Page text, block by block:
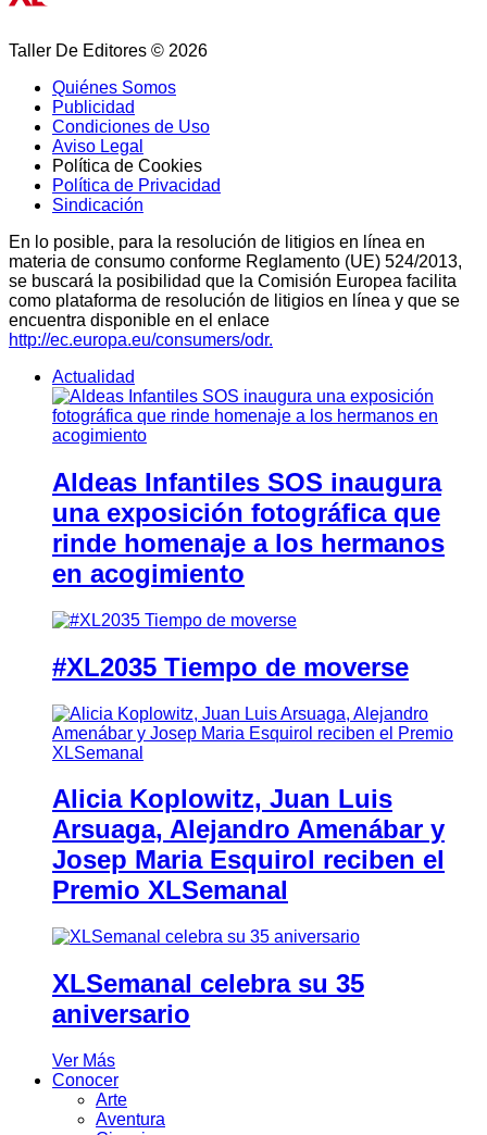
Taller De Editores © 2026
Quiénes Somos
Publicidad
Condiciones de Uso
Aviso Legal
Política de Cookies
Política de Privacidad
Sindicación
En lo posible, para la resolución de litigios en línea en
materia de consumo conforme Reglamento (UE) 524/2013,
se buscará la posibilidad que la Comisión Europea facilita
como plataforma de resolución de litigios en línea y que se
encuentra disponible en el enlace
http://ec.europa.eu/consumers/odr.
Actualidad
Aldeas Infantiles SOS inaugura
una exposición fotográfica que
rinde homenaje a los hermanos
en acogimiento
#XL2035 Tiempo de moverse
Alicia Koplowitz, Juan Luis
Arsuaga, Alejandro Amenábar y
Josep Maria Esquirol reciben el
Premio XLSemanal
XLSemanal celebra su 35
aniversario
Ver Más
Conocer
Arte
Aventura